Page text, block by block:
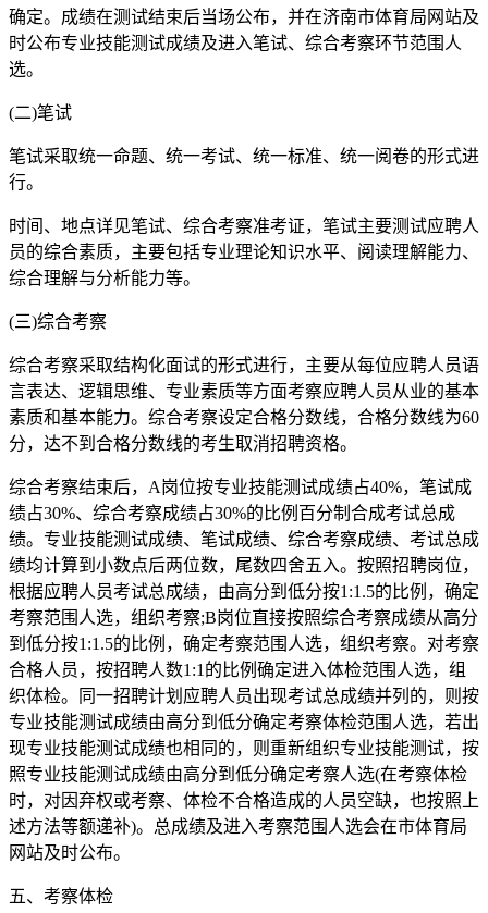
确定。成绩在测试结束后当场公布，并在济南市体育局网站及
时公布专业技能测试成绩及进入笔试、综合考察环节范围人
选。
(二)笔试
笔试采取统一命题、统一考试、统一标准、统一阅卷的形式进
行。
时间、地点详见笔试、综合考察准考证，笔试主要测试应聘人
员的综合素质，主要包括专业理论知识水平、阅读理解能力、
综合理解与分析能力等。
(三)综合考察
综合考察采取结构化面试的形式进行，主要从每位应聘人员语
言表达、逻辑思维、专业素质等方面考察应聘人员从业的基本
素质和基本能力。综合考察设定合格分数线，合格分数线为60
分，达不到合格分数线的考生取消招聘资格。
综合考察结束后，A岗位按专业技能测试成绩占40%，笔试成
绩占30%、综合考察成绩占30%的比例百分制合成考试总成
绩。专业技能测试成绩、笔试成绩、综合考察成绩、考试总成
绩均计算到小数点后两位数，尾数四舍五入。按照招聘岗位，
根据应聘人员考试总成绩，由高分到低分按1:1.5的比例，确定
考察范围人选，组织考察;B岗位直接按照综合考察成绩从高分
到低分按1:1.5的比例，确定考察范围人选，组织考察。对考察
合格人员，按招聘人数1:1的比例确定进入体检范围人选，组
织体检。同一招聘计划应聘人员出现考试总成绩并列的，则按
专业技能测试成绩由高分到低分确定考察体检范围人选，若出
现专业技能测试成绩也相同的，则重新组织专业技能测试，按
照专业技能测试成绩由高分到低分确定考察人选(在考察体检
时，对因弃权或考察、体检不合格造成的人员空缺，也按照上
述方法等额递补)。总成绩及进入考察范围人选会在市体育局
网站及时公布。
五、考察体检